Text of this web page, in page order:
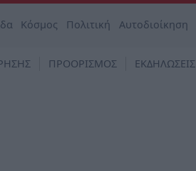
Κόσμος Πολιτική Αυτοδιοίκηση
ΠΡΟΟΡΙΣΜΟΣ ΕΚΔΗΛΩΣΕΙΣ